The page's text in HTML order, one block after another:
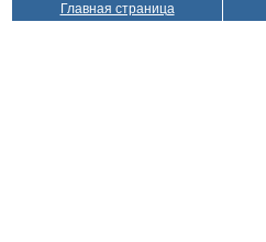
Главная страница